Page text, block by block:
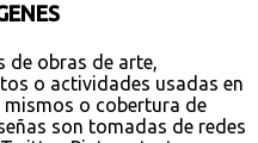
de obras de arte,
o actividades usadas en
o cobertura de
son tomadas de redes